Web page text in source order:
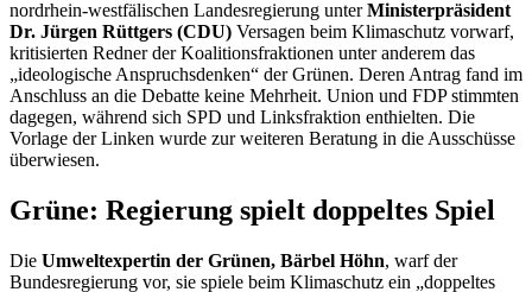
nordrhein-westfälischen Landesregierung unterMinisterpräsident
Dr. Jürgen Rüttgers (CDU) Versagen beim Klimaschutz vorwarf,
kritisierten Redner der Koalitionsfraktionen unter anderem das
„ideologische Anspruchsdenken“ der Grünen. Deren Antrag fand im
Anschluss an die Debatte keine Mehrheit. Union und FDP stimmten
dagegen, während sich SPD und Linksfraktion enthielten. Die
Vorlage der Linken wurde zur weiteren Beratung in die Ausschüsse
überwiesen.
Grüne: Regierung spielt doppeltes Spiel
Die Umweltexpertin der Grünen, Bärbel Höhn, warf der
Bundesregierung vor, sie spiele beim Klimaschutz ein „doppeltes